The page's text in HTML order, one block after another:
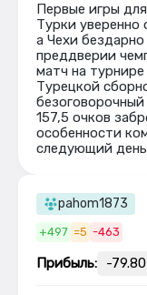
Первые игры
Турки уверенно
а Чехи
преддверии
матч на
Турецкой
157,5 очков
особенности
следующий
pahom1873
+497 =5 -463
Прибыль: -79.80